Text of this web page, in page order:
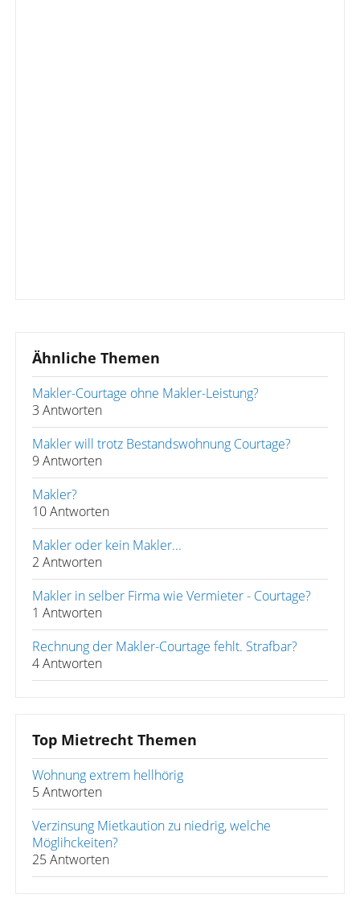
Ähnliche Themen
Makler-Courtage ohne Makler-Leistung?
3 Antworten
Makler will trotz Bestandswohnung Courtage?
9 Antworten
Makler?
10 Antworten
Makler oder kein Makler...
2 Antworten
Makler in selber Firma wie Vermieter - Courtage?
1 Antworten
Rechnung der Makler-Courtage fehlt. Strafbar?
4 Antworten
Top Mietrecht Themen
Wohnung extrem hellhörig
5 Antworten
Verzinsung Mietkaution zu niedrig, welche
Möglihckeiten?
25 Antworten